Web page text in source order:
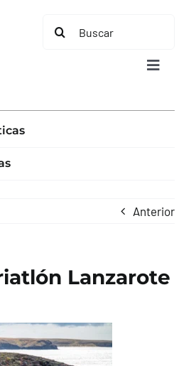
Buscar:
Toggle
Anterior
Lanzarote